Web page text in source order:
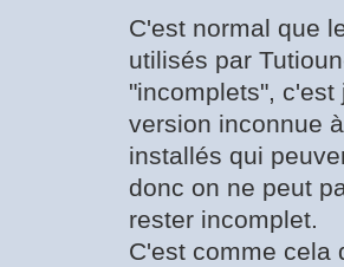
C'est normal que
utilisés par
"incomplets",
version inconnue
installés qui
donc on ne peut
rester incomplet.
C'est comme cela